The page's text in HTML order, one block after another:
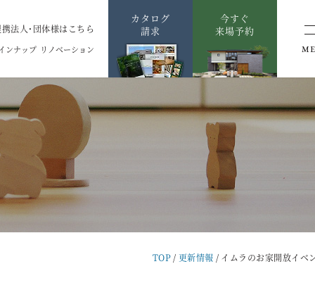
法人・団体様はこちら
ンナップ リノベーション
カタログ
請求
今すぐ
来場予約
TOP 更新情報 イムラのお家開放イベ